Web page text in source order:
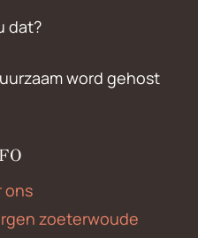
dat?
word gehost
ons
zoeterwoude